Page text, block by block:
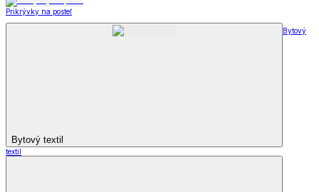
Prikrývky na posteľ
Bytový textil
Bytový
textil